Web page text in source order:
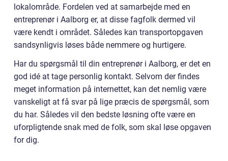
lokalområde. Fordelen ved at samarbejde med en
entreprenør i Aalborg er, at disse fagfolk dermed vil
være kendt i området. Således kan transportopgaven
sandsynligvis løses både nemmere og hurtigere.
Har du spørgsmål til din entreprenør i Aalborg, er det en
god idé at tage personlig kontakt. Selvom der findes
meget information på internettet, kan det nemlig være
vanskeligt at få svar på lige præcis de spørgsmål, som
du har. Således vil den bedste løsning ofte være en
uforpligtende snak med de folk, som skal løse opgaven
for dig.